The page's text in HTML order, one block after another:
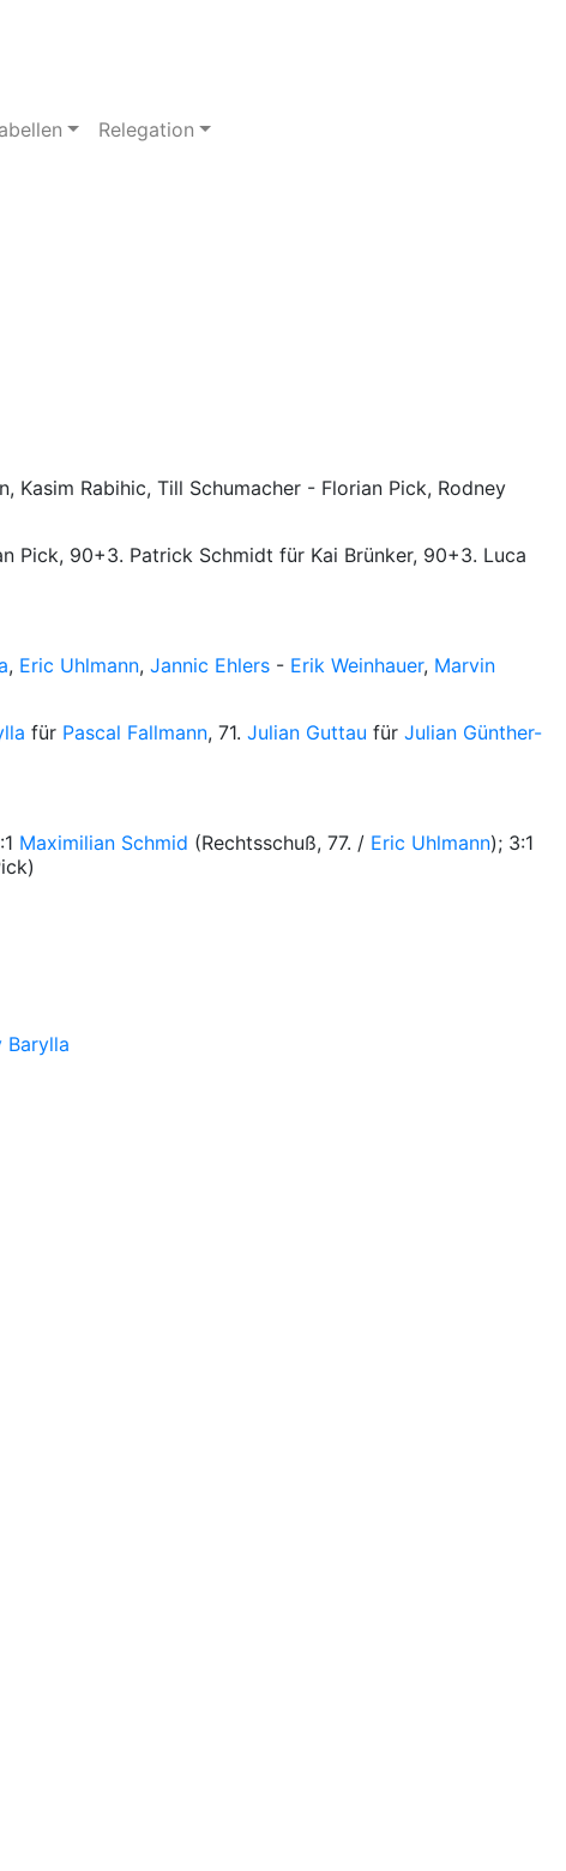
Relegation
Kasim Rabihic, Till Schumacher - Florian Pick, Rodney
Pick, 90+3. Patrick Schmidt für Kai Brünker, 90+3. Luca
, Eric Uhlmann, Jannic Ehlers - Erik Weinhauer, Marvin
für Pascal Fallmann, 71. Julian Guttau für Julian Günther-
Maximilian Schmid (Rechtsschuß, 77. / Eric Uhlmann); 3:1
Barylla